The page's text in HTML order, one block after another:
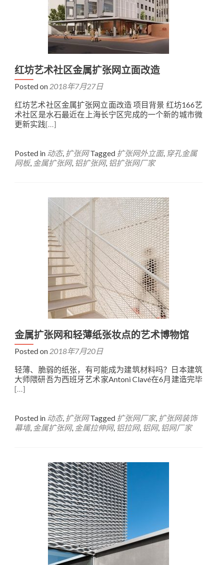
红坊艺术社区金属扩张网立面改造
Posted on 2018年7月27日
红坊艺术社区金属扩张网立面改造 项目背景 红坊166艺
术社区是水石最近在上海长宁区完成的一个新的城市微
更新实践[…]
Posted in 动态, 扩张网 Tagged 扩张网外立面, 穿孔金属
网板, 金属扩张网, 铝扩张网, 铝扩张网厂家
金属扩张网和轻薄纸张妆点的艺术博物馆
Posted on 2018年7月20日
轻薄、脆弱的纸张，有可能成为建筑材料吗？日本建筑
大师隈研吾为西班牙艺术家Antoni Clavé在6月建造完毕
[…]
Posted in 动态, 扩张网 Tagged 扩张网厂家, 扩张网装饰
幕墙, 金属扩张网, 金属拉伸网, 铝拉网, 铝网, 铝网厂家